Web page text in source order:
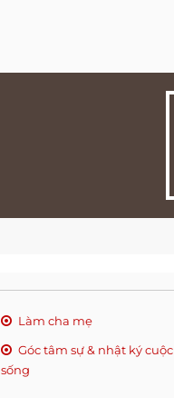
Làm cha mẹ
Góc tâm sự & nhật ký cuộc
sống